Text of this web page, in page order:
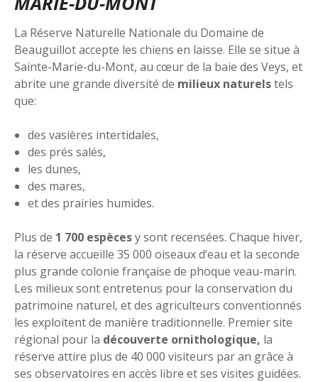
La Réserve Naturelle Nationale du Domaine de
Beauguillot accepte les chiens en laisse. Elle se situe à
Sainte-Marie-du-Mont, au cœur de la baie des Veys, et
abrite une grande diversité de milieux naturelstels
que:
des vasières intertidales,
des prés salés,
les dunes,
des mares,
et des prairies humides.
Plus de 1 700 espècesy sont recensées. Chaque hiver,
la réserve accueille 35 000 oiseaux d’eau et la seconde
plus grande colonie française de phoque veau-marin.
Les milieux sont entretenus pour la conservation du
patrimoine naturel, et des agriculteurs conventionnés
les exploitent de manière traditionnelle. Premier site
régional pour la découverte ornithologique, la
réserve attire plus de 40 000 visiteurs par an grâce à
ses observatoires en accès libre et ses visites guidées.